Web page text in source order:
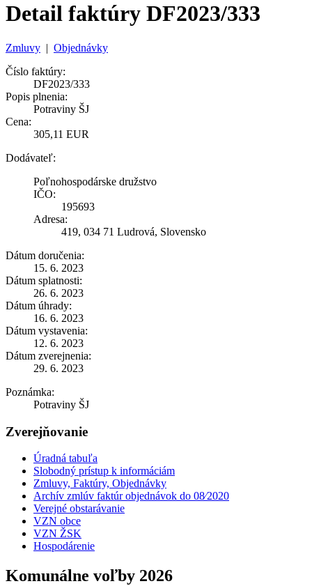
Detail faktúry DF2023/333
Zmluvy | Objednávky
Číslo faktúry:
DF2023/333
Popis plnenia:
Potraviny ŠJ
Cena:
305,11 EUR
Dodávateľ:
Poľnohospodárske družstvo
IČO:
195693
Adresa:
419, 034 71 Ludrová, Slovensko
Dátum doručenia:
15. 6. 2023
Dátum splatnosti:
26. 6. 2023
Dátum úhrady:
16. 6. 2023
Dátum vystavenia:
12. 6. 2023
Dátum zverejnenia:
29. 6. 2023
Poznámka:
Potraviny ŠJ
Zverejňovanie
Úradná tabuľa
Slobodný prístup k informáciám
Zmluvy, Faktúry, Objednávky
Archív zmlúv faktúr objednávok do 08⁄2020
Verejné obstarávanie
VZN obce
VZN ŽSK
Hospodárenie
Komunálne voľby 2026